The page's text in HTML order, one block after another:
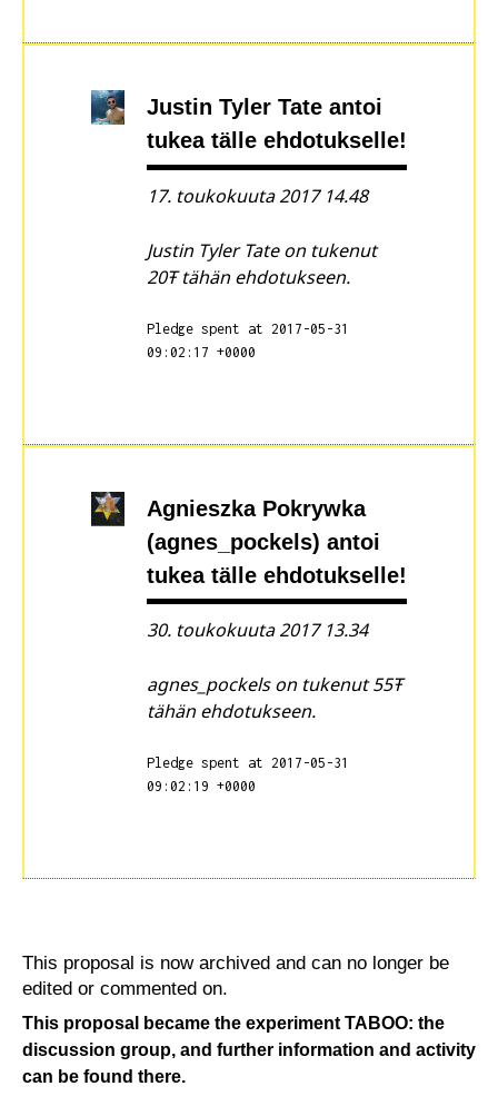
Justin Tyler Tate antoi
tukea tälle ehdotukselle!
17. toukokuuta 2017 14.48
Justin Tyler Tate on tukenut
20Ŧ tähän ehdotukseen.
Pledge spent at 2017-05-31
09:02:17 +0000
Agnieszka Pokrywka
(agnes_pockels) antoi
tukea tälle ehdotukselle!
30. toukokuuta 2017 13.34
agnes_pockels on tukenut 55Ŧ
tähän ehdotukseen.
Pledge spent at 2017-05-31
09:02:19 +0000
This proposal is now archived and can no longer be
edited or commented on.
This proposal became the experiment TABOO: the
discussion group, and further information and activity
can be found there.